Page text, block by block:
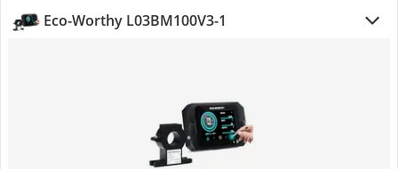
Eco-Worthy ‎L03BM100V3-1